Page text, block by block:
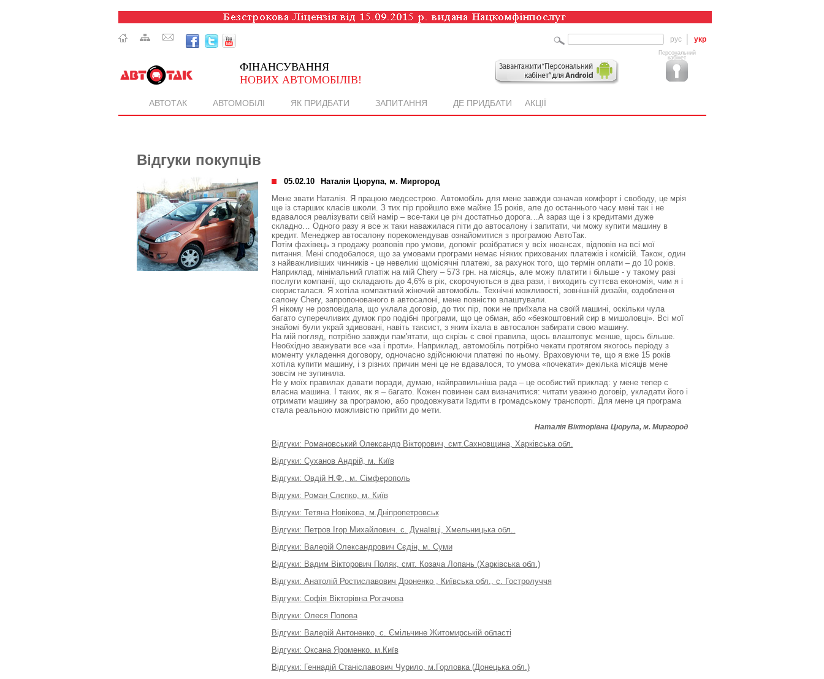
рус укр
ФІНАНСУВАННЯ
НОВИХ АВТОМОБІЛІВ!
Персональний
кабінет
АВТОТАК АВТОМОБІЛІ ЯК ПРИДБАТИ ЗАПИТАННЯ ДЕ ПРИДБАТИ АКЦІЇ
Відгуки покупців
05.02.10
Наталія Цюрупа, м. Миргород
Мене звати Наталія. Я працюю медсестрою. Автомобіль для мене завжди означав комфорт і свободу, це мрія
ще із старших класів школи. З тих пір пройшло вже майже 15 років, але до останнього часу мені так і не
вдавалося реалізувати свій намір – все-таки це річ достатньо дорога…А зараз ще і з кредитами дуже
складно… Одного разу я все ж таки наважилася піти до автосалону і запитати, чи можу купити машину в
кредит. Менеджер автосалону порекомендував ознайомитися з програмою АвтоТак.
Потім фахівець з продажу розповів про умови, допоміг розібратися у всіх нюансах, відповів на всі мої
питання. Мені сподобалося, що за умовами програми немає ніяких прихованих платежів і комісій. Також, один
з найважливіших чинників - це невеликі щомісячні платежі, за рахунок того, що термін оплати – до 10 років.
Наприклад, мінімальний платіж на мій Chery – 573 грн. на місяць, але можу платити і більше - у такому разі
послуги компанії, що складають до 4,6% в рік, скорочуються в два рази, і виходить суттєва економія, чим я і
скористалася. Я хотіла компактний жіночий автомобіль. Технічні можливості, зовнішній дизайн, оздоблення
салону Chery, запропонованого в автосалоні, мене повністю влаштували.
Я нікому не розповідала, що уклала договір, до тих пір, поки не приїхала на своїй машині, оскільки чула
багато суперечливих думок про подібні програми, що це обман, або «безкоштовний сир в мишоловці». Всі мої
знайомі були украй здивовані, навіть таксист, з яким їхала в автосалон забирати свою машину.
На мій погляд, потрібно завжди пам'ятати, що скрізь є свої правила, щось влаштовує менше, щось більше.
Необхідно зважувати все «за і проти». Наприклад, автомобіль потрібно чекати протягом якогось періоду з
моменту укладення договору, одночасно здійснюючи платежі по ньому. Враховуючи те, що я вже 15 років
хотіла купити машину, і з різних причин мені це не вдавалося, то умова «почекати» декілька місяців мене
зовсім не зупинила.
Не у моїх правилах давати поради, думаю, найправильніша рада – це особистий приклад: у мене тепер є
власна машина. І таких, як я – багато. Кожен повинен сам визначитися: читати уважно договір, укладати його і
отримати машину за програмою, або продовжувати їздити в громадському транспорті. Для мене ця програма
стала реальною можливістю прийти до мети.
Наталія Вікторівна Цюрупа, м. Миргород
Відгуки: Романовський Олександр Вікторович, смт.Сахновщина, Харківська обл.
Відгуки: Суханов Андрій, м. Київ
Відгуки: Овдій Н.Ф., м. Сімферополь
Відгуки: Роман Слєпко, м. Київ
Відгуки: Тетяна Новікова, м.Дніпропетровськ
Відгуки: Петров Ігор Михайлович. с. Дунаївці, Хмельницька обл..
Відгуки: Валерій Олександрович Сєдін, м. Суми
Відгуки: Вадим Вікторович Поляк, смт. Козача Лопань (Харківська обл.)
Відгуки: Анатолій Ростиславович Дроненко , Київська обл., с. Гостролуччя
Відгуки: Софія Вікторівна Рогачова
Відгуки: Олеся Попова
Відгуки: Валерій Антоненко, с. Ємільчине Житомирській області
Відгуки: Оксана Яроменко. м.Київ
Відгуки: Геннадій Станіславович Чурило, м.Горловка (Донецька обл.)